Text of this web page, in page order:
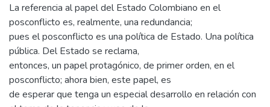
La referencia al papel del Estado Colombiano en el
posconflicto es, realmente, una redundancia;
pues el posconflicto es una política de Estado. Una política
pública. Del Estado se reclama,
entonces, un papel protagónico, de primer orden, en el
posconflicto; ahora bien, este papel, es
de esperar que tenga un especial desarrollo en relación con